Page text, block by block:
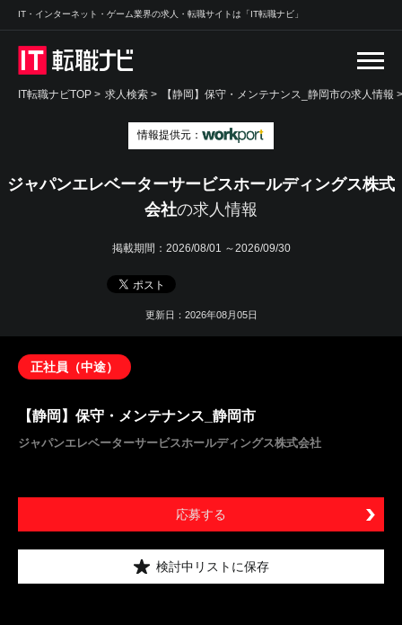
IT・インターネット・ゲーム業界の求人・転職サイトは「IT転職ナビ」
IT転職ナビTOP > 求人検索 > 【静岡】保守・メンテナンス_静岡市の求人情報 >
情報提供元：
ジャパンエレベーターサービスホールディングス株式
会社の求人情報
掲載期間： 2026/08/01 ～2026/09/30
更新日：2026年08月05日
正社員（中途）
【静岡】保守・メンテナンス_静岡市
ジャパンエレベーターサービスホールディングス株式会社
応募する
検討中リストに保存